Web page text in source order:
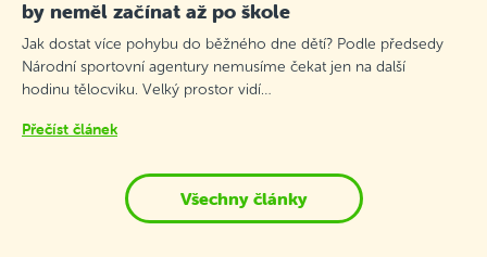
by neměl začínat až po škole
Jak dostat více pohybu do běžného dne dětí? Podle předsedy
Národní sportovní agentury nemusíme čekat jen na další
hodinu tělocviku. Velký prostor vidí…
Přečíst článek
Všechny články